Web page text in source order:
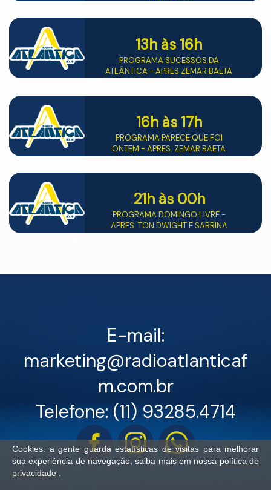
13h às 16h
PROGRAMA SUCESSOS DA
ATLÂNTICA - APRES ZEMAR BAETA
16hàs 17h
PROGRAMA PARECE QUE FOI
ONTEM - APRES. ZEMAR BAETA
21hàs 00h
PROGRAMA DOMINGO LIVRE -
APRES. TON DWIGHT E SABRINA
E-mail:
marketing@radioatlanticaf
m.com.br
Telefone: (11) 93285.4714
Cookies: a gente guarda estatísticas de visitas para melhorar
sua experiência de navegação, saiba mais em nossa política de
privacidade